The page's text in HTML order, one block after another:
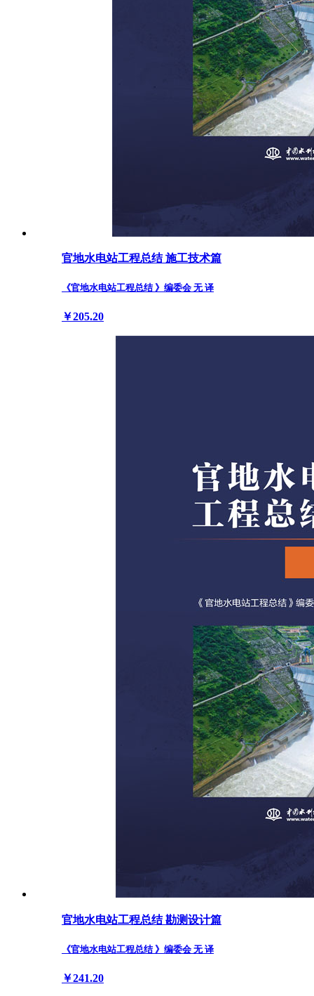
官地水电站工程总结 施工技术篇
《官地水电站工程总结 》编委会 无 译
￥205.20
官地水电站工程总结 勘测设计篇
《官地水电站工程总结 》编委会 无 译
￥241.20